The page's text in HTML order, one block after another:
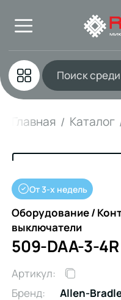
Главная Каталог
От 3-х недель
Оборудование /
выключатели
509-DAA-3-4R
Артикул:
Бренд:
Allen-